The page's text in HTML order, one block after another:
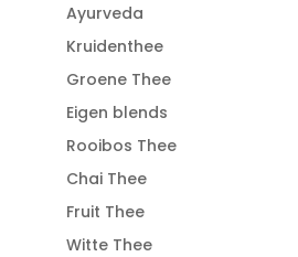
Ayurveda
Kruidenthee
Groene Thee
Eigen blends
Rooibos Thee
Chai Thee
Fruit Thee
Witte Thee